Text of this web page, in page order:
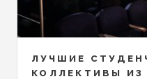
ЛУЧШИЕ
КОЛЛЕКТИВЫ ИЗ